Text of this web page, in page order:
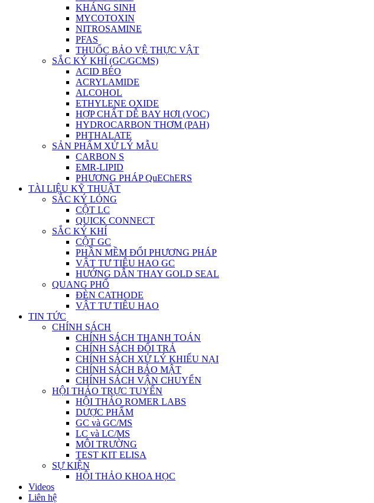
KHÁNG SINH
MYCOTOXIN
NITROSAMINE
PFAS
THUỐC BẢO VỆ THỰC VẬT
SẮC KÝ KHÍ (GC/GCMS)
ACID BÉO
ACRYLAMIDE
ALCOHOL
ETHYLENE OXIDE
HỢP CHẤT DỄ BAY HƠI (VOC)
HYDROCARBON THƠM (PAH)
PHTHALATE
SẢN PHẨM XỬ LÝ MẪU
CARBON S
EMR-LIPID
PHƯƠNG PHÁP QuEChERS
TÀI LIỆU KỸ THUẬT
SẮC KÝ LỎNG
CỘT LC
QUICK CONNECT
SẮC KÝ KHÍ
CỘT GC
PHẦN MỀM ĐỔI PHƯƠNG PHÁP
VẬT TƯ TIÊU HAO GC
HƯỚNG DẪN THAY GOLD SEAL
QUANG PHỔ
ĐÈN CATHODE
VẬT TƯ TIÊU HAO
TIN TỨC
CHÍNH SÁCH
CHÍNH SÁCH THANH TOÁN
CHÍNH SÁCH ĐỔI TRẢ
CHÍNH SÁCH XỬ LÝ KHIẾU NẠI
CHÍNH SÁCH BẢO MẬT
CHÍNH SÁCH VẬN CHUYỂN
HỘI THẢO TRỰC TUYẾN
HỘI THẢO ROMER LABS
DƯỢC PHẨM
GC và GC/MS
LC và LC/MS
MÔI TRƯỜNG
TEST KIT ELISA
SỰ KIỆN
HỘI THẢO KHOA HỌC
Videos
Liên hệ